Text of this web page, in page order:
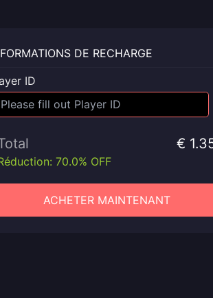
DE RECHARGE
ID
€
70.0% OFF
ACHETER MAINTENANT